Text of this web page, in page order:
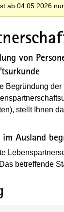
ab 04.05.2026
von
Begründung
stellt Ihnen
Ausland
betreffende